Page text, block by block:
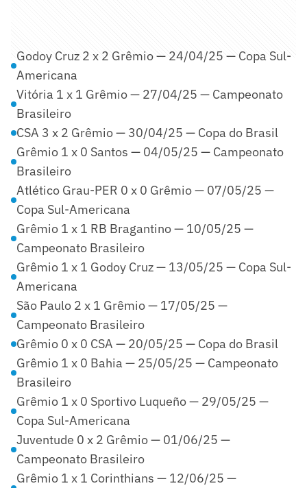
Godoy Cruz 2 x 2 Grêmio — 24/04/25 — Copa Sul-
Americana
Vitória 1 x 1 Grêmio — 27/04/25 — Campeonato
Brasileiro
CSA 3 x 2 Grêmio — 30/04/25 — Copa do Brasil
Grêmio 1 x 0 Santos — 04/05/25 — Campeonato
Brasileiro
Atlético Grau-PER 0 x 0 Grêmio — 07/05/25 —
Copa Sul-Americana
Grêmio 1 x 1 RB Bragantino — 10/05/25 —
Campeonato Brasileiro
Grêmio 1 x 1 Godoy Cruz — 13/05/25 — Copa Sul-
Americana
São Paulo 2 x 1 Grêmio — 17/05/25 —
Campeonato Brasileiro
Grêmio 0 x 0 CSA — 20/05/25 — Copa do Brasil
Grêmio 1 x 0 Bahia — 25/05/25 — Campeonato
Brasileiro
Grêmio 1 x 0 Sportivo Luqueño — 29/05/25 —
Copa Sul-Americana
Juventude 0 x 2 Grêmio — 01/06/25 —
Campeonato Brasileiro
Grêmio 1 x 1 Corinthians — 12/06/25 —